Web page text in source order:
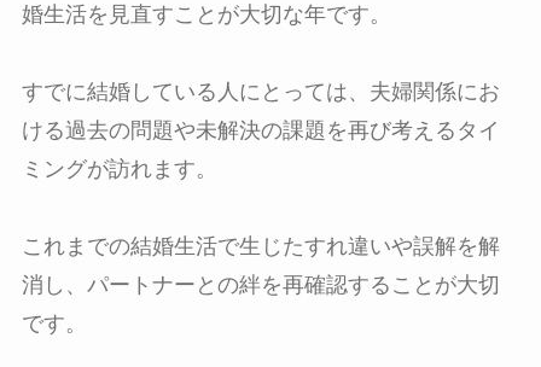
婚生活を見直すことが大切な年です。
すでに結婚している人にとっては、夫婦関係にお
ける過去の問題や未解決の課題を再び考えるタイ
ミングが訪れます。
これまでの結婚生活で生じたすれ違いや誤解を解
消し、パートナーとの絆を再確認することが大切
です。